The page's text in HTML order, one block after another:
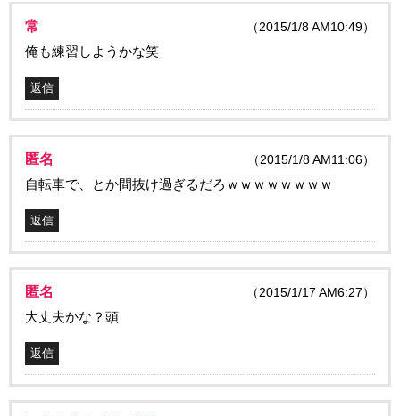
常 （2015/1/8 AM10:49）
俺も練習しようかな笑
返信
匿名 （2015/1/8 AM11:06）
自転車で、とか間抜け過ぎるだろｗｗｗｗｗｗｗｗ
返信
匿名 （2015/1/17 AM6:27）
大丈夫かな？頭
返信